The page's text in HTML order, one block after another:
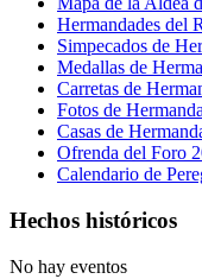
Hermandades del
Simpecados de
Medallas de
Carretas de
Fotos de
Casas de
Ofrenda del Foro
Calendario de
Hechos históricos
No hay eventos